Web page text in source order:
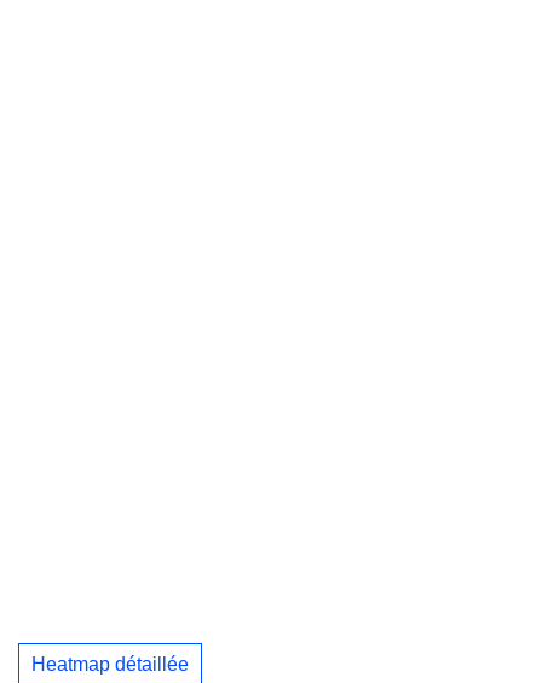
Heatmap détaillée